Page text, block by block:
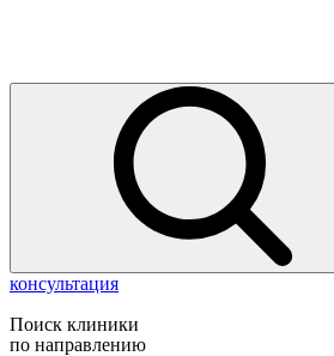
консультация
Поиск клиники
по направлению